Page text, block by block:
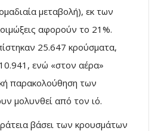
μεταβολή), εκ των
αφορούν το 21%.
25.647 κρούσματα,
ενώ «στον αέρα»
παρακολούθηση των
μολυνθεί από τον ιό.
βάσει των κρουσμάτων